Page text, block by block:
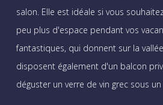
salon. Elle est idéale si vous
peu plus d'espace pendant vos
fantastiques, qui donnent sur la
disposent également d'un balcon
déguster un verre de vin grec sous